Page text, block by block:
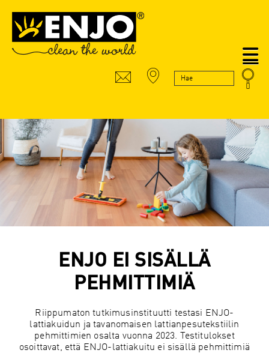
ENJO EI SISÄLLÄ
PEHMITTIMIÄ
Riippumaton tutkimusinstituutti testasi ENJO-
lattiakuidun ja tavanomaisen lattianpesutekstiilin
pehmittimien osalta vuonna 2023. Testitulokset
osoittavat, että ENJO-lattiakuitu ei sisällä pehmittimiä